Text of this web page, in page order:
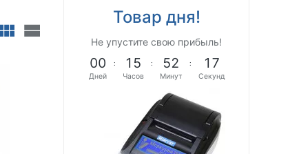
Товар дня!
Не упустите свою прибыль!
00
Дней
: 1 5
Часов
: 52
Минут
: 1 6
Секунд